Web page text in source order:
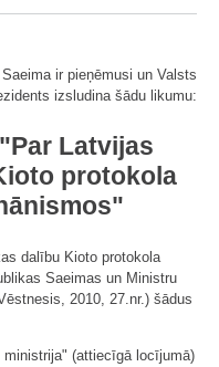
Saeima ir pieņēmusi un Valsts
izsludina šādu likumu:
Latvijas
protokola
dalību Kioto protokola
Saeimas un Ministru
2010, 27.nr.) šādus
(attiecīgā locījumā)